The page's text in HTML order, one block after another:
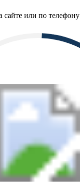
сайте или по телефону